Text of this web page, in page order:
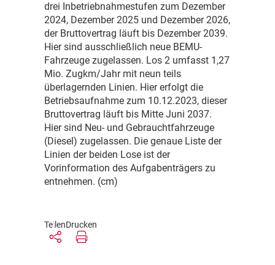
drei Inbetriebnahmestufen zum Dezember
2024, Dezember 2025 und Dezember 2026,
der Bruttovertrag läuft bis Dezember 2039.
Hier sind ausschließlich neue BEMU-
Fahrzeuge zugelassen. Los 2 umfasst 1,27
Mio. Zugkm/Jahr mit neun teils
überlagernden Linien. Hier erfolgt die
Betriebsaufnahme zum 10.12.2023, dieser
Bruttovertrag läuft bis Mitte Juni 2037.
Hier sind Neu- und Gebrauchtfahrzeuge
(Diesel) zugelassen. Die genaue Liste der
Linien der beiden Lose ist der
Vorinformation des Aufgabenträgers zu
entnehmen. (cm)
TeilenDrucken